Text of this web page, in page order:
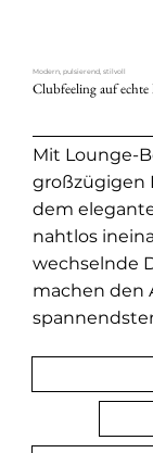
Modern, pulsierend, stilvoll
Clubfeeling auf
Mit Lounge-
großzügigen
dem
nahtlos
wechselnde
machen den